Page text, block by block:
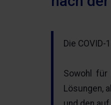
Die
Sowohl für
Lösungen,